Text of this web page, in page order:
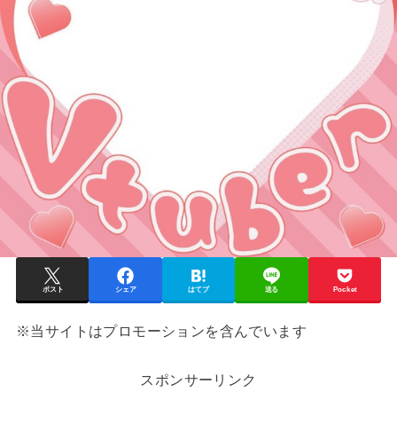
ポスト シェア はてブ 送る Pocket
※当サイトはプロモーションを含んでいます
スポンサーリンク